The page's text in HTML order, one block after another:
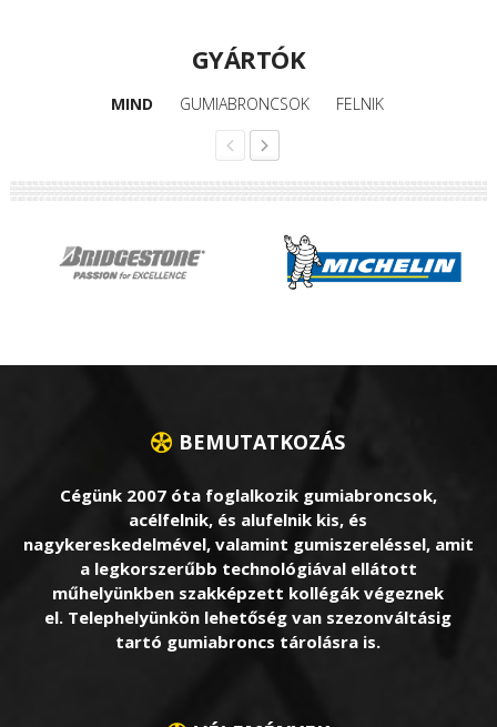
GYÁRTÓK
MIND GUMIABRONCSOK FELNIK
BEMUTATKOZÁS
Cégünk 2007 óta foglalkozik gumiabroncsok,
acélfelnik, és alufelnik kis, és
nagykereskedelmével, valamint gumiszereléssel, amit
a legkorszerűbb technológiával ellátott
műhelyünkben szakképzett kollégák végeznek
el. Telephelyünkön lehetőség van szezonváltásig
tartó gumiabroncs tárolásra is.